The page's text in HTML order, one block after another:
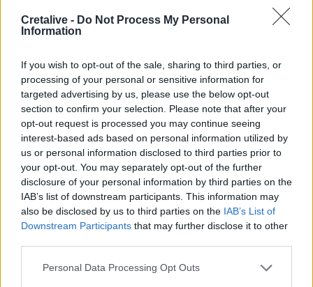
Cretalive - Do Not Process My Personal
Information
If you wish to opt-out of the sale, sharing to third parties, or
processing of your personal or sensitive information for
targeted advertising by us, please use the below opt-out
section to confirm your selection. Please note that after your
opt-out request is processed you may continue seeing
interest-based ads based on personal information utilized by
us or personal information disclosed to third parties prior to
your opt-out. You may separately opt-out of the further
disclosure of your personal information by third parties on the
IAB’s list of downstream participants. This information may
also be disclosed by us to third parties on the IAB’s List of
Downstream Participants that may further disclose it to other
Personal Data Processing Opt Outs
07:36
Στήριξη Τραμπ στον νέο πρόεδρο της Κολομβίας με
07:29
Τα πρωτοσέλιδα των εφημερίδων
07:22
Βραζιλία: Σε χαμηλό δεκαετίας η αποψίλωση του
Αμαζονίου – Μειώθηκε κατά 37%
07:15
ΑΑΔΕ: Ανοιχτό το σύστημα Ενιαίας Αίτησης Ενίσχυσης
2025 – Μέχρι πότε μπορούν να γίνουν διορθώσεις
ενδυναμώνουν τους γλουτούς καλύτερα από τα squats -